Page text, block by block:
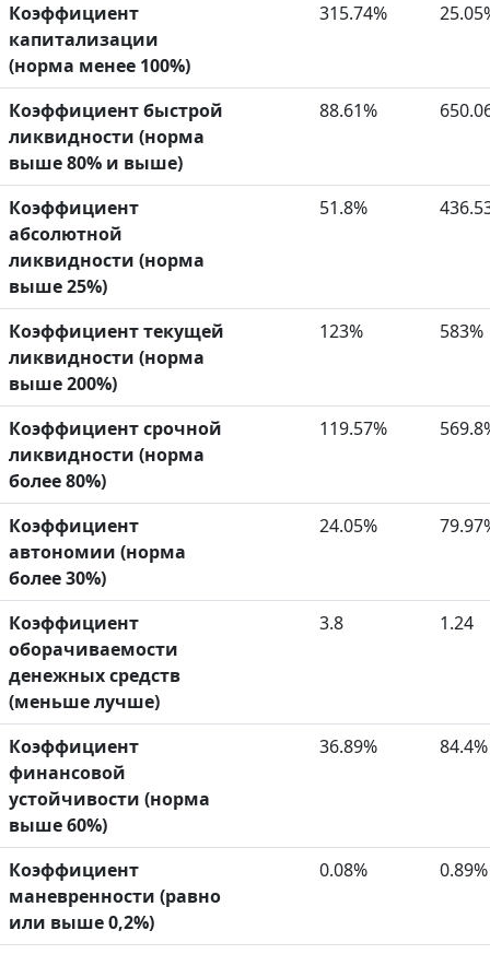
Коэффициент
капитализации
(норма менее 100%)
315.74%
Коэффициент быстрой
ликвидности (норма
выше 80% и выше)
88.61%
Коэффициент
абсолютной
ликвидности (норма
выше 25%)
51.8%
Коэффициент текущей
ликвидности (норма
выше 200%)
123% 583%
Коэффициент срочной
ликвидности (норма
более 80%)
119.57%
Коэффициент
автономии (норма
более 30%)
24.05%
Коэффициент
оборачиваемости
денежных средств
(меньше лучше)
3.8 1.24
Коэффициент
финансовой
устойчивости (норма
выше 60%)
36.89% 84.4%
Коэффициент
маневренности (равно
или выше 0,2%)
0.08% 0.89%